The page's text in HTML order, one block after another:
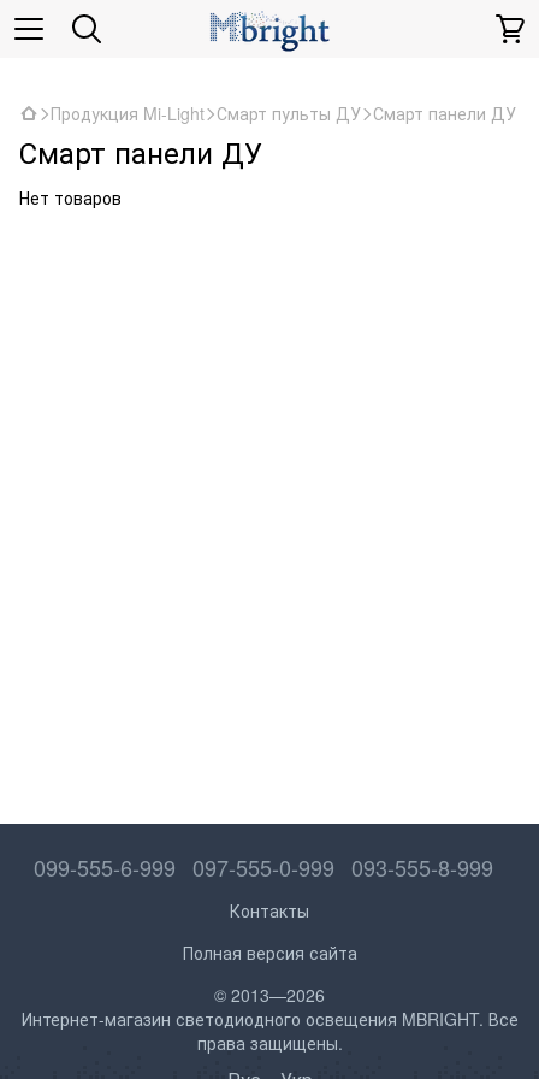
Продукция Mi-Light Смарт пульты ДУ Смарт панели ДУ
Смарт панели ДУ
Нет товаров
099-555-6-999 097-555-0-999 093-555-8-999
Контакты
Полная версия сайта
© 2013—2026
Интернет-магазин светодиодного освещения MBRIGHT. Все
права защищены.